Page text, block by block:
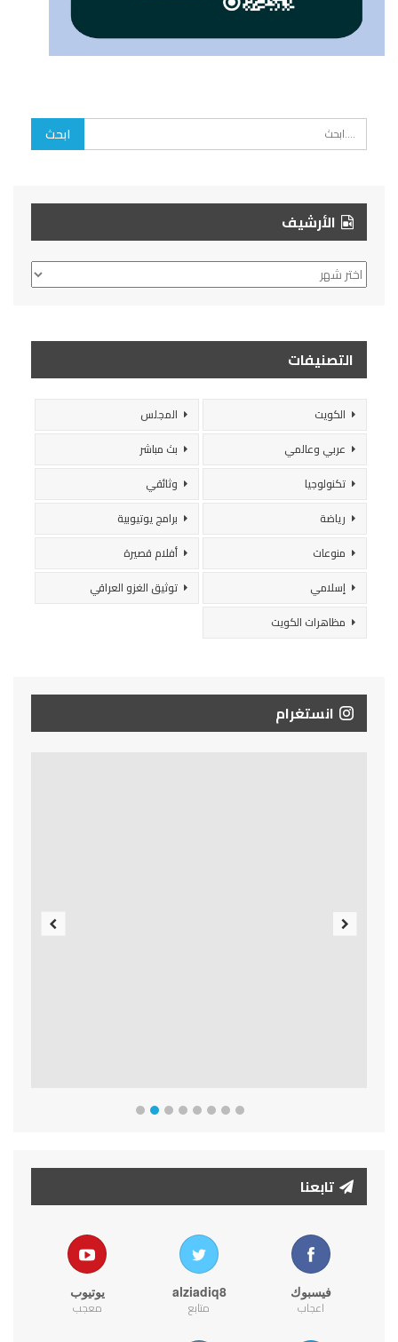
الأرشيف
الأرشيف
التصنيفات
الكويت
المجلس
عربي وعالمي
بث مباشر
تكنولوجيا
وثائقي
رياضة
برامج يوتيوبية
منوعات
أفلام قصيرة
إسلامي
توثيق الغزو العراقي
مظاهرات الكويت
انستغرام
تابعنا
فيسبوك
اعجاب
alziadiq8
متابع
يوتيوب
معجب